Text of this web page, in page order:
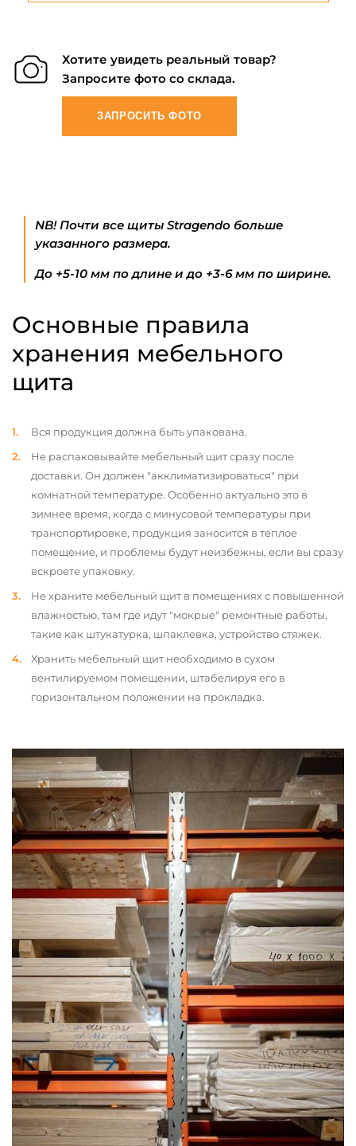
Хотите увидеть реальный товар?
Запросите фото со склада.
ЗАПРОСИТЬ ФОТО
NB! Почти все щиты Stragendo больше
указанного размера.
До +5-10 мм по длине и до +3-6 мм по ширине.
Основные правила
хранения мебельного
щита
Вся продукция должна быть упакована.
Не распаковывайте мебельный щит сразу после
доставки. Он должен "акклиматизироваться" при
комнатной температуре. Особенно актуально это в
зимнее время, когда с минусовой температуры при
транспортировке, продукция заносится в теплое
помещение, и проблемы будут неизбежны, если вы сразу
вскроете упаковку.
Не храните мебельный щит в помещениях с повышенной
влажностью, там где идут "мокрые" ремонтные работы,
такие как штукатурка, шпаклевка, устройство стяжек.
Хранить мебельный щит необходимо в сухом
вентилируемом помещении, штабелируя его в
горизонтальном положении на прокладка.